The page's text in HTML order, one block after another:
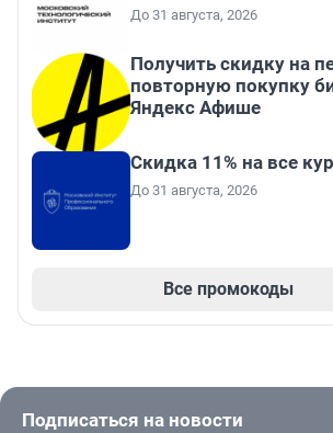
До 31 августа, 2026
Получить скидку на
повторную покупку
Яндекс Афише
Скидка 11% на все
До 31 августа, 2026
Все промокоды
Подписаться на новости